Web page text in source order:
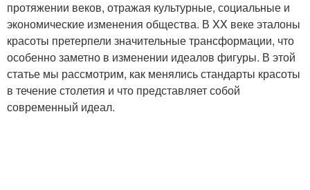
протяжении веков, отражая культурные, социальные и
экономические изменения общества. В XX веке эталоны
красоты претерпели значительные трансформации, что
особенно заметно в изменении идеалов фигуры. В этой
статье мы рассмотрим, как менялись стандарты красоты
в течение столетия и что представляет собой
современный идеал.